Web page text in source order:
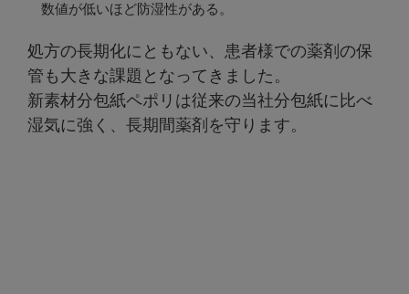
数値が低いほど防湿性がある。
処方の長期化にともない、患者様での薬剤の保
管も大きな課題となってきました。
新素材分包紙ペポリは従来の当社分包紙に比べ
湿気に強く、長期間薬剤を守ります。